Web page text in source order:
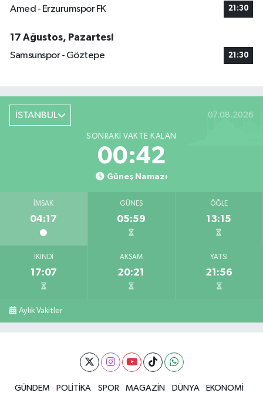
Amed - Erzurumspor FK 21:30
17 Ağustos, Pazartesi
Samsunspor - Göztepe
21:30
İSTANBUL 07.08.2026
SONRAKI VAKTE KALAN
00:41
Güneş Namazı
İMSAK
04:17
GÜNEŞ
05:59
ÖĞLE
13:15
İKINDI
17:07
AKŞAM
20:21
YATSI
21:56
Aylık Vakitler
GÜNDEM POLİTİKA SPOR MAGAZİN DÜNYA
EKONOMİ